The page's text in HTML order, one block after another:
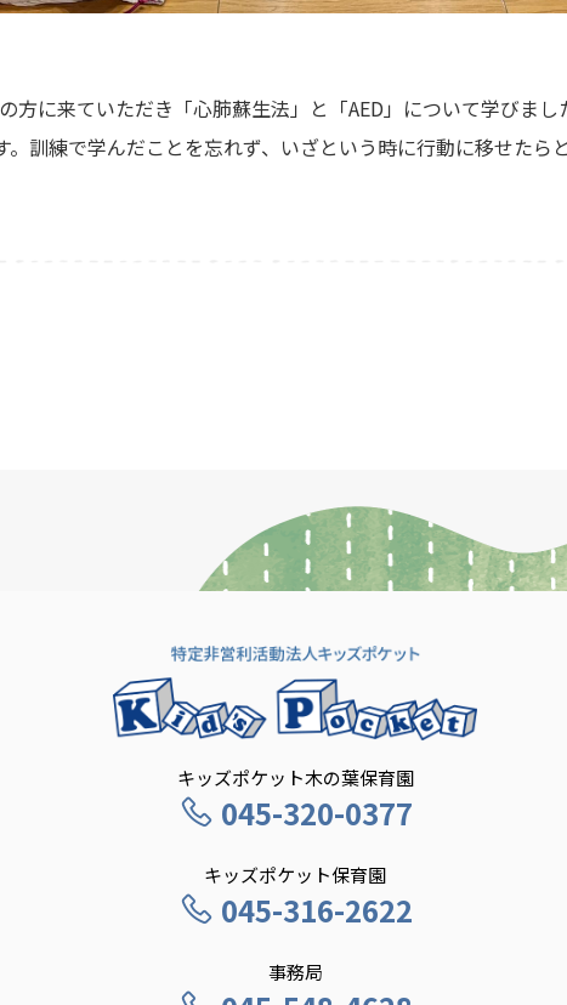
方に来ていただき「心肺蘇生法」と「AED」について学びま
。訓練で学んだことを忘れず、いざという時に行動に移せたら
キッズポケット木の葉保育園
045-320-0377
キッズポケット保育園
045-316-2622
事務局